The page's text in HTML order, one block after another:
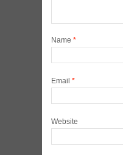
Name *
Email *
Website